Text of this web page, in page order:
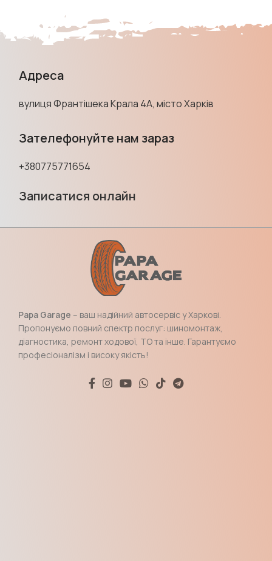
Адреса
вулиця Франтішека Крала 4А, місто Харків
Зателефонуйте нам зараз
+380775771654
Записатися онлайн
Papa Garage – ваш надійний автосервіс у Харкові.
Пропонуємо повний спектр послуг: шиномонтаж,
діагностика, ремонт ходової, ТО та інше. Гарантуємо
професіоналізм і високу якість!